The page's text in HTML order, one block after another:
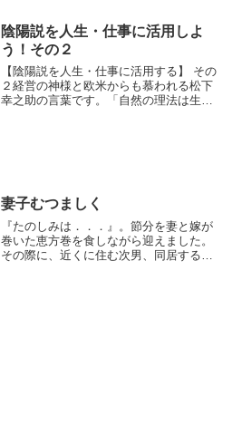
陰陽説を人生・仕事に活用しよ
う！その２
【陰陽説を人生・仕事に活用する】 その
２経営の神様と欧米からも慕われる松下
幸之助の言葉です。「自然の理法は生成
妻子むつましく
『たのしみは．．．』。節分を妻と嫁が
巻いた恵方巻を食しながら迎えました。
その際に、近くに住む次男、同居する三